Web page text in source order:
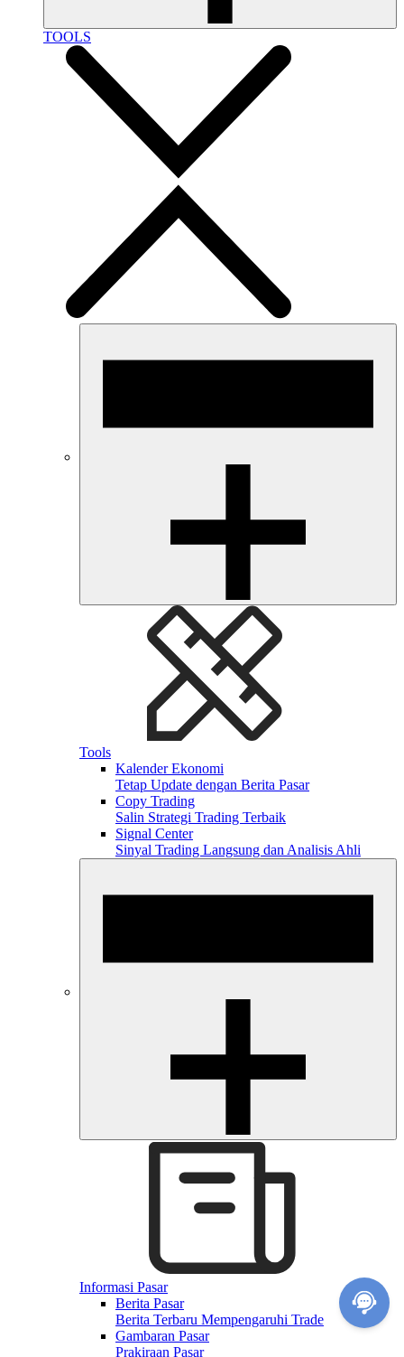
TOOLS
Tools
Kalender Ekonomi
Tetap Update dengan Berita Pasar
Copy Trading
Salin Strategi Trading Terbaik
Signal Center
Sinyal Trading Langsung dan Analisis Ahli
Informasi Pasar
Berita Pasar
Berita Terbaru Mempengaruhi Trade
Gambaran Pasar
Prakiraan Pasar